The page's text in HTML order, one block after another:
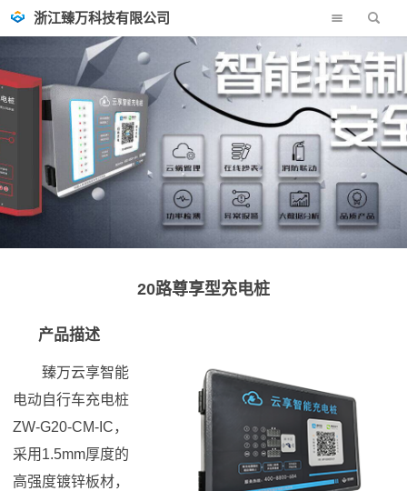
浙江臻万科技有限公司
20路尊享型充电桩
产品描述
臻万云享智能
电动自行车充电桩
ZW-G20-CM-IC，
采用1.5mm厚度的
高强度镀锌板材，